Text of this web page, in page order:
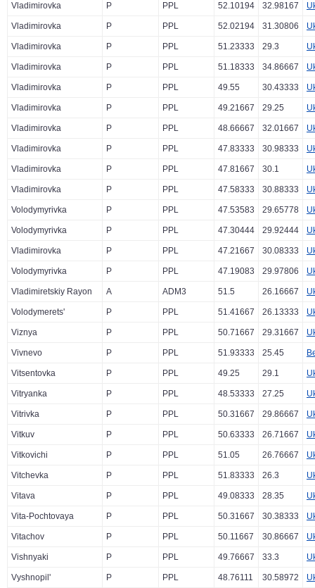
Vladimirovka P PPL 52.10194 32.98167
Vladimirovka P PPL 52.02194 31.30806
Vladimirovka P PPL 51.23333 29.3
Vladimirovka P PPL 51.18333 34.86667
Vladimirovka P PPL 49.55 30.43333
Vladimirovka P PPL 49.21667 29.25
Vladimirovka P PPL 48.66667 32.01667
Vladimirovka P PPL 47.83333 30.98333
Vladimirovka P PPL 47.81667 30.1
Vladimirovka P PPL 47.58333 30.88333
Volodymyrivka P PPL 47.53583 29.65778
Volodymyrivka P PPL 47.30444 29.92444
Vladimirovka P PPL 47.21667 30.08333
Volodymyrivka P PPL 47.19083 29.97806
Vladimiretskiy Rayon A ADM3 51.5 26.16667
Volodymerets' P PPL 51.41667 26.13333
Viznya P PPL 50.71667 29.31667
Vivnevo P PPL 51.93333 25.45
Vitsentovka P PPL 49.25 29.1
Vitryanka P PPL 48.53333 27.25
Vitrivka P PPL 50.31667 29.86667
Vitkuv P PPL 50.63333 26.71667
Vitkovichi P PPL 51.05 26.76667
Vitchevka P PPL 51.83333 26.3
Vitava P PPL 49.08333 28.35
Vita-Pochtovaya P PPL 50.31667 30.38333
Vitachov P PPL 50.11667 30.86667
Vishnyaki P PPL 49.76667 33.3
Vyshnopil' P PPL 48.76111 30.58972